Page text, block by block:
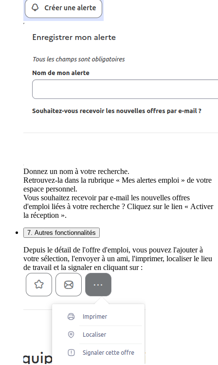
Donnez un nom à votre recherche.
Retrouvez-la dans la rubrique « Mes alertes emploi » de votre
espace personnel.
Vous souhaitez recevoir par e-mail les nouvelles offres
d'emploi liées à votre recherche ? Cliquez sur le lien « Activer
la réception ».
7. Autres fonctionnalités
Depuis le détail de l'offre d'emploi, vous pouvez l'ajouter à
votre sélection, l'envoyer à un ami, l'imprimer, localiser le lieu
de travail et la signaler en cliquant sur :